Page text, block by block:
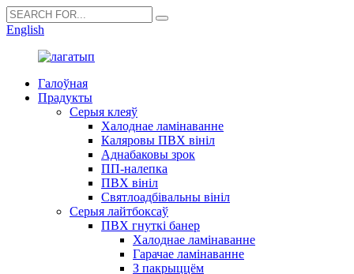
English
Галоўная
Прадукты
Серыя клеяў
Халоднае ламінаванне
Каляровы ПВХ вініл
Аднабаковы зрок
ПП-налепка
ПВХ вініл
Святлоадбівальны вініл
Серыя лайтбоксаў
ПВХ гнуткі банер
Халоднае ламінаванне
Гарачае ламінаванне
З пакрыццём